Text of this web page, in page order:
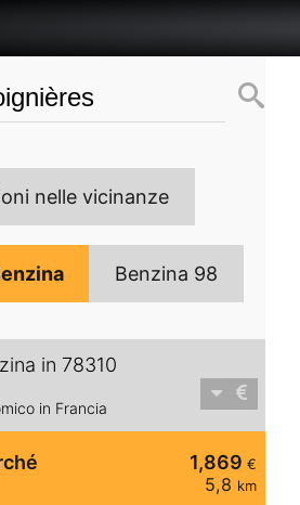
nelle vicinanze
Benzina 98
in 78310
in Francia
1,869 €
5,8 km